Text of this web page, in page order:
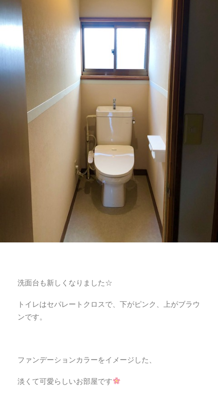
洗面台も新しくなりました☆
トイレはセパレートクロスで、下がピンク、上がブラウ
ンです。
ファンデーションカラーをイメージした、
淡くて可愛らしいお部屋です